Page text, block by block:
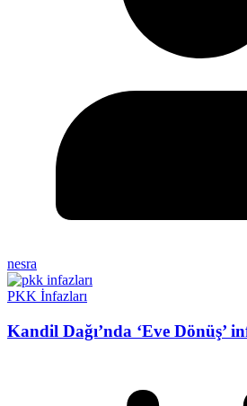
nesra
PKK İnfazları
Kandil Dağı’nda ‘Eve Dönüş’